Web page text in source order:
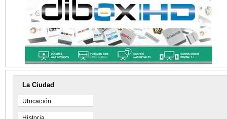
La Ciudad
Ubicación